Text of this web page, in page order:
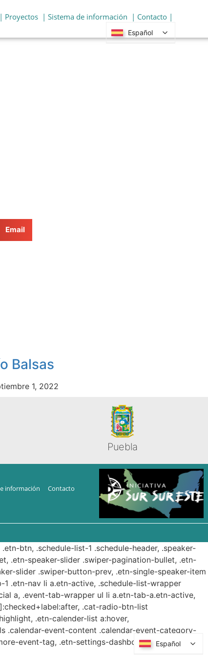
| Proyectos | Sistema de información | Contacto |
Español
Email
Balsas
1, 2022
Puebla
información
Contacto
Español
btn, .schedule-list-1 .schedule-header, .speaker-
.etn-speaker-slider .swiper-pagination-bullet, .etn-
slider .swiper-button-prev, .etn-single-speaker-item
.etn-nav li a.etn-active, .schedule-list-wrapper
a, .event-tab-wrapper ul li a.etn-tab-a.etn-active,
.cat-radio-btn-list
.etn-calender-list a:hover,
.calendar-event-content .calendar-event-category-
event-tag, .etn-settings-dashboard .button-
Español